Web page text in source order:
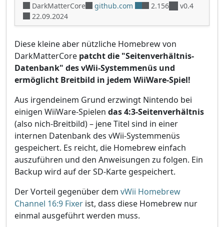
DarkMatterCore github.com 2.156
v0.4
22.09.2024
Diese kleine aber nützliche Homebrew von
DarkMatterCore patcht die "Seitenverhältnis-
Datenbank" des vWii-Systemmenüs und
ermöglicht Breitbild in jedem WiiWare-Spiel!
Aus irgendeinem Grund erzwingt Nintendo bei
einigen WiiWare-Spielen das 4:3-Seitenverhältnis
(also nich-Breitbild) – jene Titel sind in einer
internen Datenbank des vWii-Systemmenüs
gespeichert. Es reicht, die Homebrew einfach
auszuführen und den Anweisungen zu folgen. Ein
Backup wird auf der SD-Karte gespeichert.
Der Vorteil gegenüber dem vWii Homebrew
Channel 16:9 Fixer ist, dass diese Homebrew nur
einmal ausgeführt werden muss.